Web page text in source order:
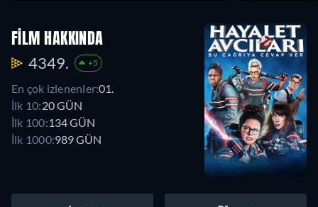
FILM HAKKINDA
4349. +5
En çok izlenenler:01.
İlk 10:20 GÜN
İlk 100:134 GÜN
İlk 1000:989 GÜN